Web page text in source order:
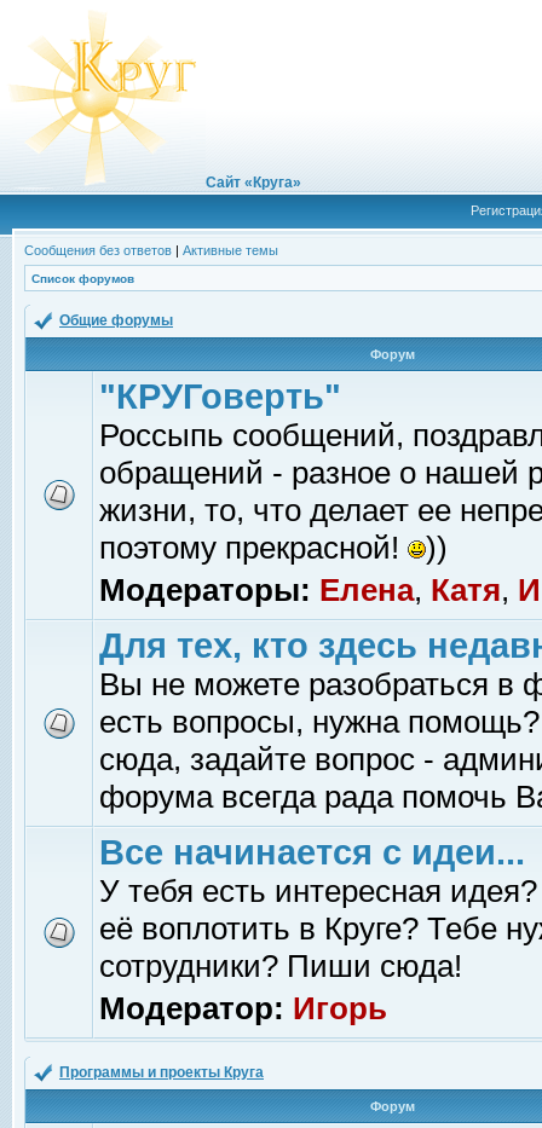
Сайт «Круга»
Сообщения без ответов | Активные темы
Список форумов
Общие форумы
Форум
"КРУГоверть"
Россыпь сообщений,
обращений - разное о нашей
жизни, то, что делает ее
поэтому прекрасной!
))
Модераторы: Елена, Катя,
Для тех, кто здесь
Вы не можете разобраться в
есть вопросы, нужна помощь?
сюда, задайте вопрос -
форума всегда рада помочь
Все начинается с идеи...
У тебя есть интересная
её воплотить в Круге? Тебе
сотрудники? Пиши сюда!
Модератор: Игорь
Программы и проекты Круга
Форум